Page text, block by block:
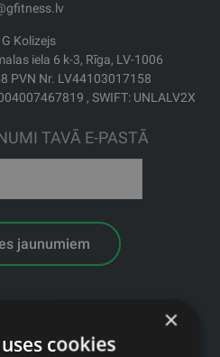
G Kolizejs
iela 6 k-3, Rīga, LV-1006
PVN Nr. LV44103017158
, SWIFT: UNLALV2X
TAVĀ E-PASTĀ
jaunumiem
×
cookies